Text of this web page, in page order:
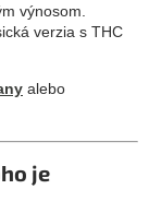
výnosom.
verzia s THC
alebo
je